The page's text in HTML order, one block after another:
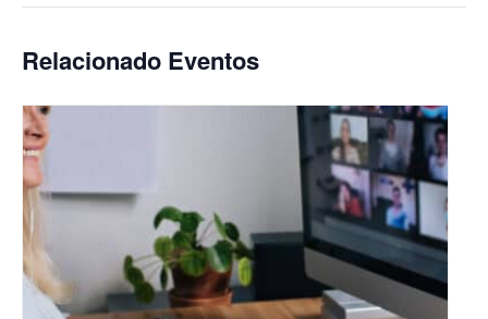
Relacionado Eventos